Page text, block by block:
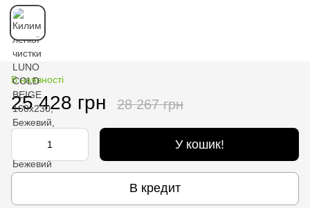
В наявності
25 428 грн 28 267 грн
У кошик!
В кредит